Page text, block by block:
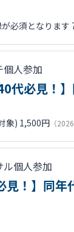
必須となります
個人参加
必見！
象) 1,500円 （
ル個人参加
！】同年